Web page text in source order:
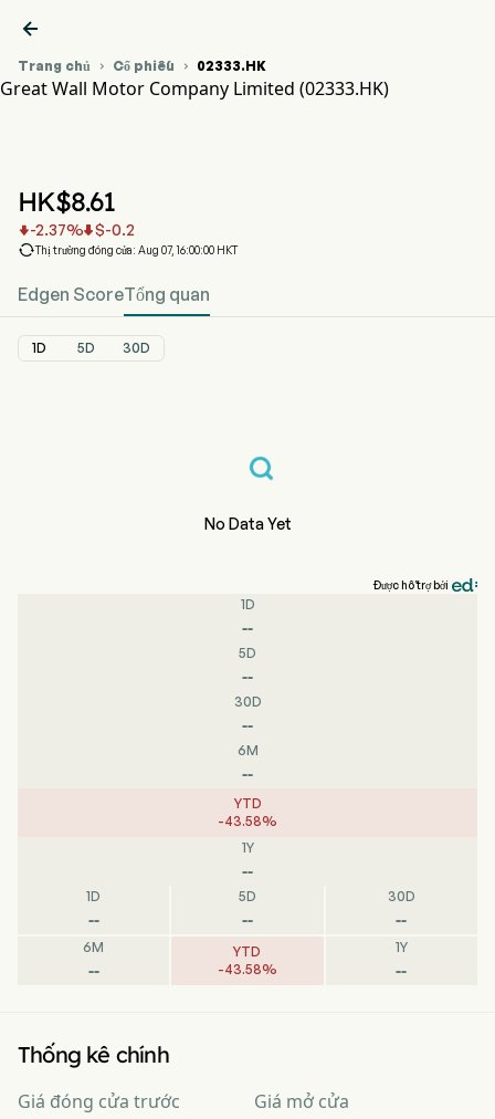

Trang chủ  Cổ phiếu  02333.HK
Great Wall Motor Company Limited (02333.HK)
HK$8.61
-2.37% $-0.2
Thị trường đóng cửa: Aug 07, 16:00:00 HKT
Edgen ScoreTổng quan
1D 5D 30D
No Data Yet
Được hỗ trợ bởi
1D
--
5D
--
30D
--
6M
--
YTD
-43.58%
1Y
--
1D
--
5D
--
30D
--
6M
--
YTD
-43.58%
1Y
--
Thống kê chính
Giá đóng cửa trước Giá mở cửa